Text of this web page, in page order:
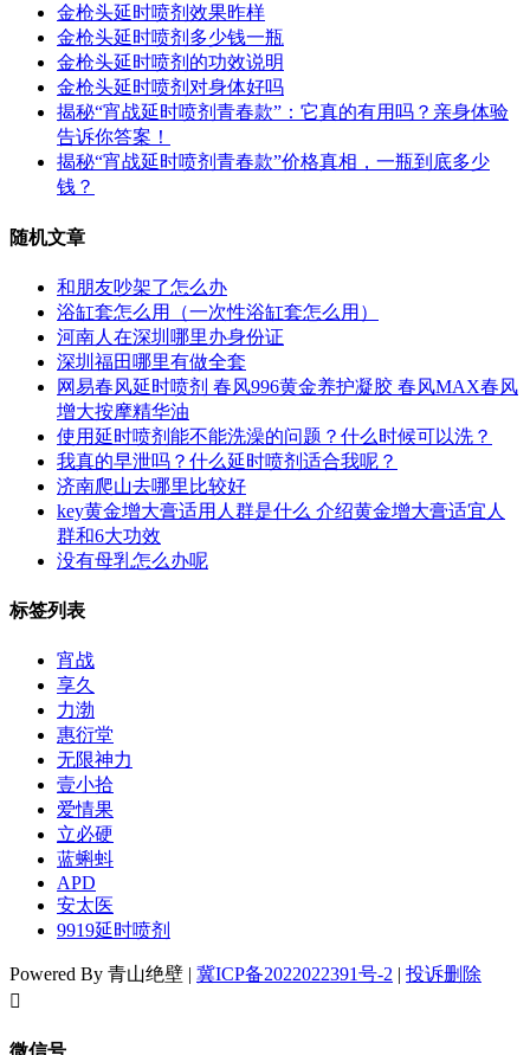
金枪头延时喷剂效果昨样
金枪头延时喷剂多少钱一瓶
金枪头延时喷剂的功效说明
金枪头延时喷剂对身体好吗
揭秘“宵战延时喷剂青春款”：它真的有用吗？亲身体验
告诉你答案！
揭秘“宵战延时喷剂青春款”价格真相，一瓶到底多少
钱？
随机文章
和朋友吵架了怎么办
浴缸套怎么用（一次性浴缸套怎么用）
河南人在深圳哪里办身份证
深圳福田哪里有做全套
网易春风延时喷剂 春风996黄金养护凝胶 春风MAX春风
增大按摩精华油
使用延时喷剂能不能洗澡的问题？什么时候可以洗？
我真的早泄吗？什么延时喷剂适合我呢？
济南爬山去哪里比较好
key黄金增大膏适用人群是什么 介绍黄金增大膏适宜人
群和6大功效
没有母乳怎么办呢
标签列表
宵战
享久
力渤
惠衍堂
无限神力
壹小拾
爱情果
立必硬
蓝蝌蚪
APD
安太医
9919延时喷剂
Powered By 青山绝壁 | 冀ICP备2022022391号-2 | 投诉删除
󦘖
微信号